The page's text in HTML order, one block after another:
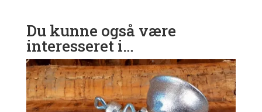
Du kunne også være
interesseret i…